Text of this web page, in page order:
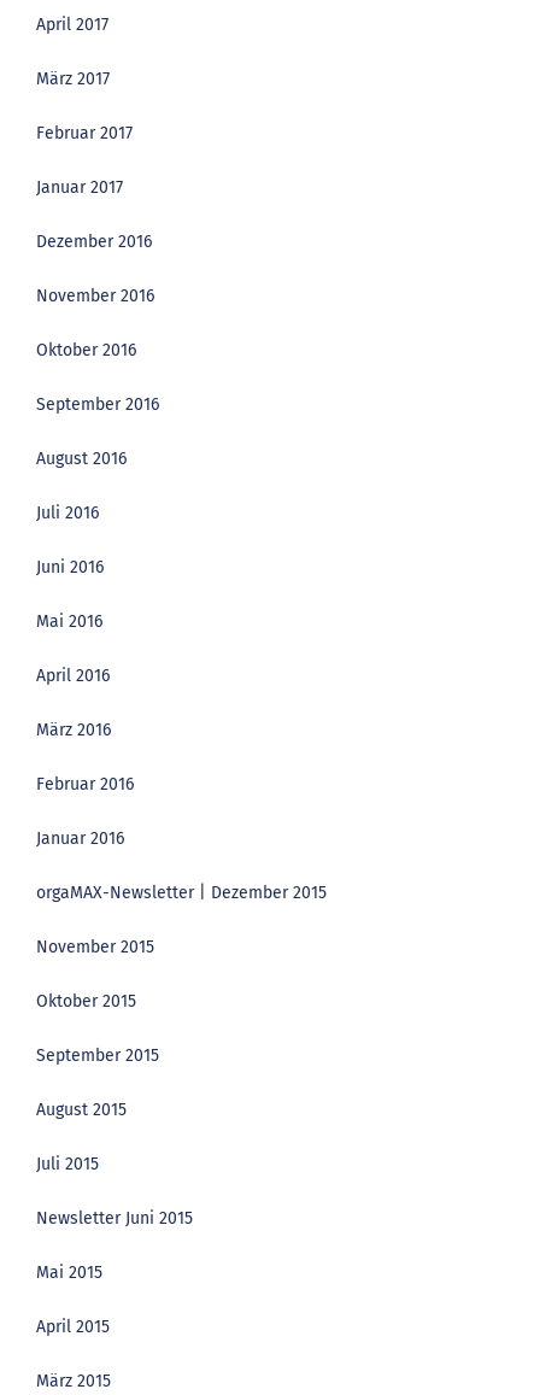
April 2017
März 2017
Februar 2017
Januar 2017
Dezember 2016
November 2016
Oktober 2016
September 2016
August 2016
Juli 2016
Juni 2016
Mai 2016
April 2016
März 2016
Februar 2016
Januar 2016
orgaMAX-Newsletter | Dezember 2015
November 2015
Oktober 2015
September 2015
August 2015
Juli 2015
Newsletter Juni 2015
Mai 2015
April 2015
März 2015